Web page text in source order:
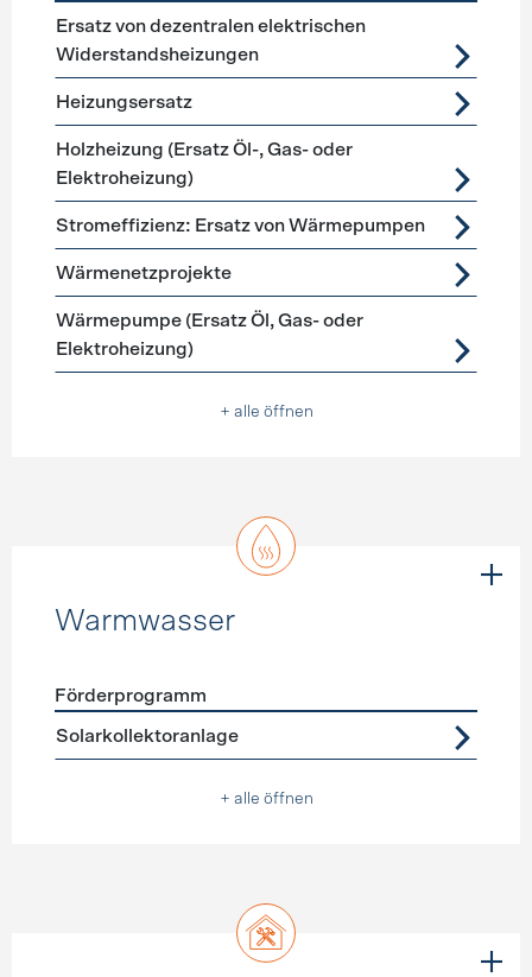
Förderprogramme Heizung
Ersatz von dezentralen elektrischen
Widerstandsheizungen
Heizungsersatz
Holzheizung (Ersatz Öl-, Gas- oder
Elektroheizung)
Stromeffizienz: Ersatz von Wärmepumpen
Wärmenetzprojekte
Wärmepumpe (Ersatz Öl, Gas- oder
Elektroheizung)
+ alle öffnen
Warmwasser
Förderprogramme
Förderprogramm
Solarkollektoranlage
+ alle öffnen